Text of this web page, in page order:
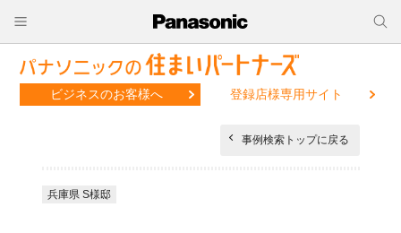
ビジネスのお客様へ 登録店様専用サイト
事例検索トップに戻る
兵庫県 S様邸